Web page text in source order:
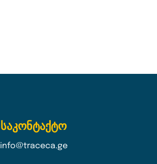
საკონტაქტო
info@traceca.ge